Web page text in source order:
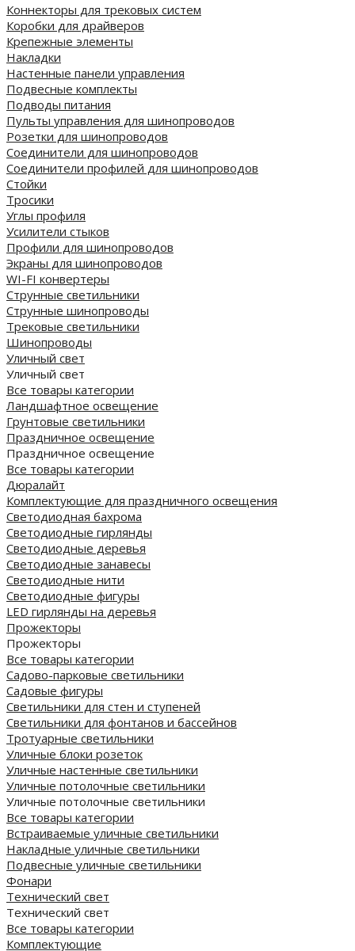
Коннекторы для трековых систем
Коробки для драйверов
Крепежные элементы
Накладки
Настенные панели управления
Подвесные комплекты
Подводы питания
Пульты управления для шинопроводов
Розетки для шинопроводов
Соединители для шинопроводов
Соединители профилей для шинопроводов
Стойки
Тросики
Углы профиля
Усилители стыков
Профили для шинопроводов
Экраны для шинопроводов
WI-FI конвертеры
Струнные светильники
Струнные шинопроводы
Трековые светильники
Шинопроводы
Уличный свет
Уличный свет
Все товары категории
Ландшафтное освещение
Грунтовые светильники
Праздничное освещение
Праздничное освещение
Все товары категории
Дюралайт
Комплектующие для праздничного освещения
Светодиодная бахрома
Светодиодные гирлянды
Светодиодные деревья
Светодиодные занавесы
Светодиодные нити
Светодиодные фигуры
LED гирлянды на деревья
Прожекторы
Прожекторы
Все товары категории
Садово-парковые светильники
Садовые фигуры
Светильники для стен и ступеней
Светильники для фонтанов и бассейнов
Тротуарные светильники
Уличные блоки розеток
Уличные настенные светильники
Уличные потолочные светильники
Уличные потолочные светильники
Все товары категории
Встраиваемые уличные светильники
Накладные уличные светильники
Подвесные уличные светильники
Фонари
Технический свет
Технический свет
Все товары категории
Комплектующие